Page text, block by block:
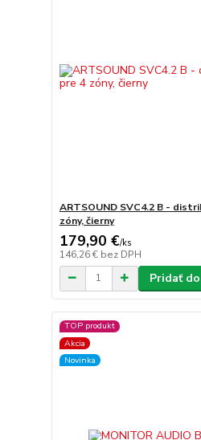
ARTSOUND SVC4.2 B -
zóny, čierny
179,90 €/ks
146,26 € bez DPH
Pridať
TOP produkt
Akcia
Novinka